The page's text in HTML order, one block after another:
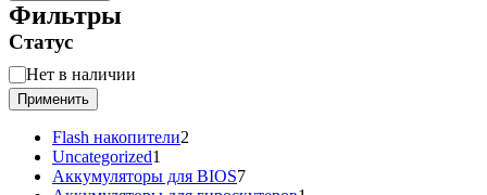
Фильтры
Статус
Статус
Нет в наличии
Применить
Flash накопители2
Uncategorized1
товар
Аккумуляторы для BIOS77